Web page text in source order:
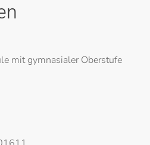
mit gymnasialer Oberstufe